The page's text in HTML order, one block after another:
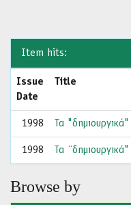
Item hits:
Issue
Date
Title
1998 Τα
1998 Τα
Browse by